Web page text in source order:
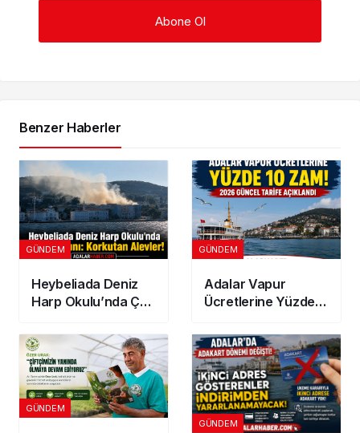
Benzer Haberler
GÜNDEM
Heybeliada Deniz
Harp Okulu’nda Çatı
Alevler!
GÜNDEM
Adalar Vapur
Ücretlerine Yüzde
Güncel Tarife
Açıklandı
GÜNDEM
GÜNDEM